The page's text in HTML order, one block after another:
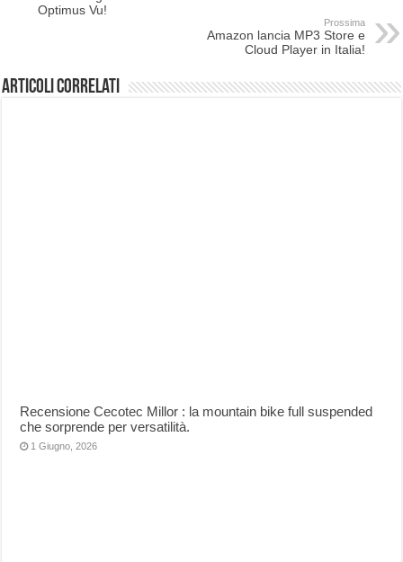
Optimus Vu!
Prossima
Amazon lancia MP3 Store e
Cloud Player in Italia!
Articoli correlati
Recensione Cecotec Millor : la mountain bike full suspended
che sorprende per versatilità.
1 Giugno, 2026